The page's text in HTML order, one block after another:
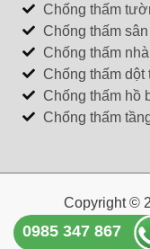
Chống thấm
Chống thấm
Chống thấm
Chống thấm dột
Chống thấm hồ
Chống thấm
Copyright ©
0985 347 867